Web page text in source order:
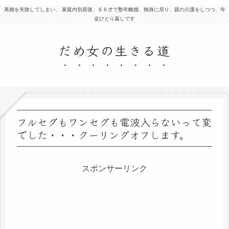
再婚を失敗してしまい、 家庭内別居後、６６才で塾年離婚、独身に戻り、親の介護をしつつ、年
金ひとり暮しです
だめ女の生きる道
フルセグもワンセグも電波入らないって変
でした・・・クーリングオフします。
スポンサーリンク